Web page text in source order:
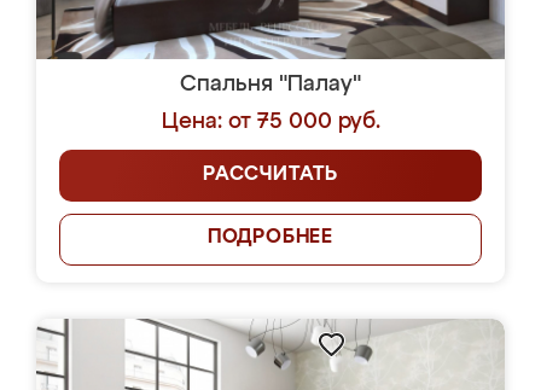
Спальня "Палау"
Цена: от 75 000 руб.
РАССЧИТАТЬ
ПОДРОБНЕЕ